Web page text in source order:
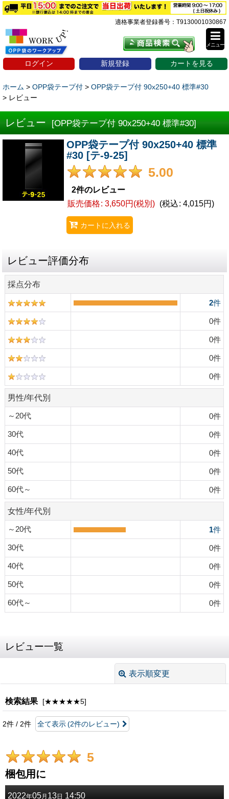
適格事業者登録番号：T9130001030867
ログイン 新規登録 カートを見る
メニュー
ホーム > OPP袋テープ付 > OPP袋テープ付 90x250+40 標準#30
> レビュー
レビュー [OPP袋テープ付 90x250+40 標準#30]
OPP袋テープ付 90x250+40 標準
#30 [テ-9-25]
5.00
2件のレビュー
販売価格: 3,650円 (税別) (税込: 4,015円)
カートに入れる
レビュー評価分布
採点分布
2件
0件
0件
0件
0件
男性/年代別
～20代 0件
30代 0件
40代 0件
50代 0件
60代～ 0件
女性/年代別
～20代 1件
30代 0件
40代 0件
50代 0件
60代～ 0件
レビュー一覧
表示順変更
レビュー検索:
期間:
画像:
星の数:
検索結果 [★★★★★5]
2件 / 2件 全て表示(2件のレビュー)
5
梱包用に
2022年05月 13日 14:50